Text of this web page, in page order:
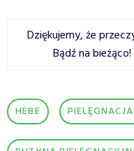
Dziękujemy, że
Bądź na bieżąco!
HEBE